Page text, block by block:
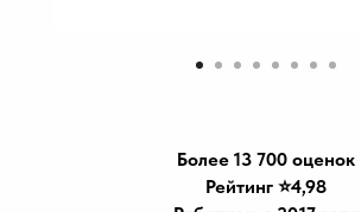
Более 13 700 оценок
Рейтинг ⭐️4,98